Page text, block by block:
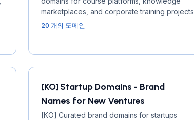
marketplaces, and corporate training projects
20 개의 도메인
[KO] Startup Domains - Brand
Names for New Ventures
[KO] Curated brand domains for startups